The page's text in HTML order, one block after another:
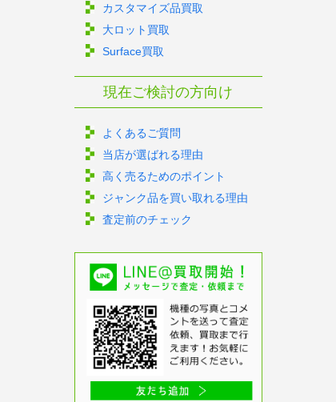
カスタマイズ品買取
大ロット買取
Surface買取
現在ご検討の方向け
よくあるご質問
当店が選ばれる理由
高く売るためのポイント
ジャンク品を買い取れる理由
査定前のチェック